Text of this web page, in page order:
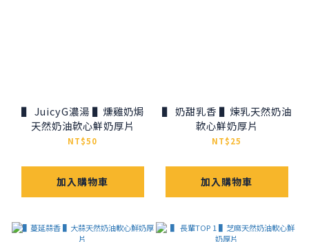
▌ JuicyG濃湯 ▌燻雞奶焗
天然奶油軟心鮮奶厚片
NT$50
加入購物車
▌ 奶甜乳香 ▌煉乳天然奶油
軟心鮮奶厚片
NT$25
加入購物車